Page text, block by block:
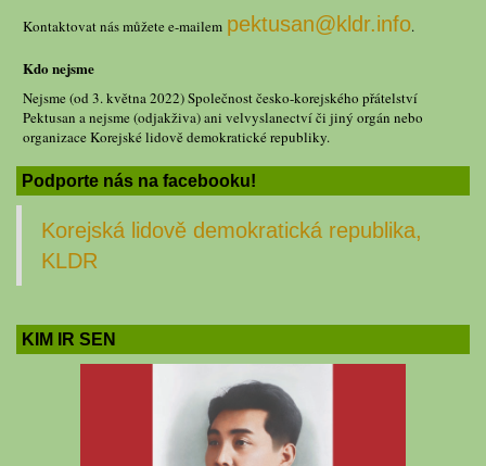
Kontaktovat nás můžete e-mailem pektusan@kldr.info.
Kdo nejsme
Nejsme (od 3. května 2022) Společnost česko-korejského přátelství
Pektusan a nejsme (odjakživa) ani velvyslanectví či jiný orgán nebo
organizace Korejské lidově demokratické republiky.
Podporte nás na facebooku!
Korejská lidově demokratická republika,
KLDR
KIM IR SEN